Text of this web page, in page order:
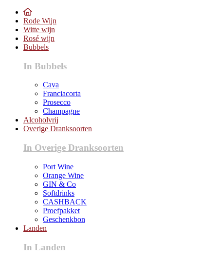
Rode Wijn
Witte wijn
Rosé wijn
Bubbels
In Bubbels
Cava
Franciacorta
Prosecco
Champagne
Alcoholvrij
Overige Dranksoorten
In Overige Dranksoorten
Port Wine
Orange Wine
GIN & Co
Softdrinks
CASHBACK
Proefpakket
Geschenkbon
Landen
In Landen